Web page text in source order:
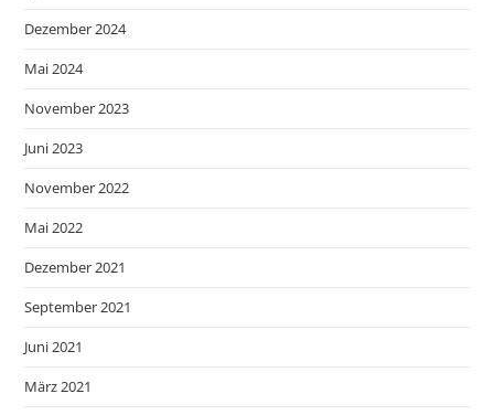
Dezember 2024
Mai 2024
November 2023
Juni 2023
November 2022
Mai 2022
Dezember 2021
September 2021
Juni 2021
März 2021